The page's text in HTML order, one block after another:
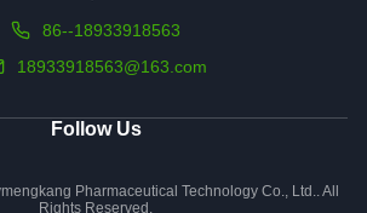
86--18933918563
18933918563@163.com
Follow Us
Pharmaceutical Technology Co., Ltd.. All
Rights Reserved.